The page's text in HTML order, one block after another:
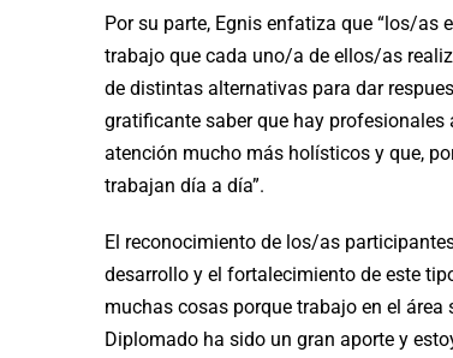
Por su parte, Egnis enfatiza que “los/
trabajo que cada uno/a de ellos/as
de distintas alternativas para dar
gratificante saber que hay
atención mucho más holísticos y que,
trabajan día a día”.
El reconocimiento de los/as
desarrollo y el fortalecimiento de este
muchas cosas porque trabajo en el área
Diplomado ha sido un gran aporte y